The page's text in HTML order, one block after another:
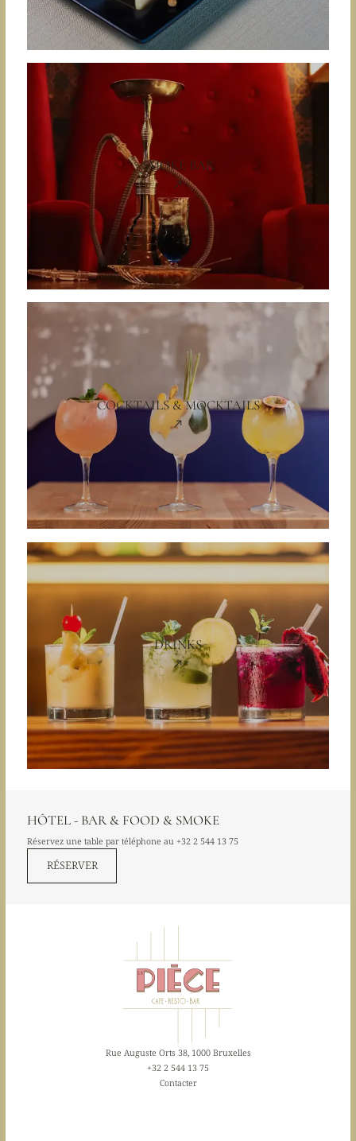
SMOKE BAR
COCKTAILS & MOCKTAILS
DRINKS
HÔTEL - BAR & FOOD & SMOKE
Réservez une table par téléphone au +32 2 544 13 75
RÉSERVER
Rue Auguste Orts 38, 1000 Bruxelles
+32 2 544 13 75
Contacter